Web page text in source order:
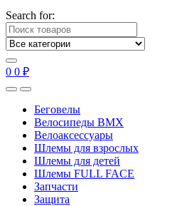
Search for:
0 0 ₽
Беговелы
Велосипеды BMX
Велоаксессуары
Шлемы для взрослых
Шлемы для детей
Шлемы FULL FACE
Запчасти
Защита